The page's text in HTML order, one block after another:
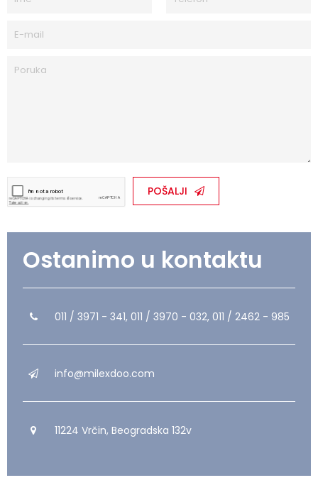
POŠALJI
Ostanimo u kontaktu
011 / 3971 - 341, 011 / 3970 - 032, 011 / 2462 - 985
info@milexdoo.com
11224 Vrčin, Beogradska 132v